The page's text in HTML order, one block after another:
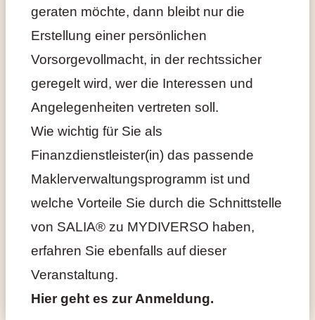
geraten möchte, dann bleibt nur die
Erstellung einer persönlichen
Vorsorgevollmacht, in der rechtssicher
geregelt wird, wer die Interessen und
Angelegenheiten vertreten soll.
Wie wichtig für Sie als
Finanzdienstleister(in) das passende
Maklerverwaltungsprogramm ist und
welche Vorteile Sie durch die Schnittstelle
von SALIA® zu MYDIVERSO haben,
erfahren Sie ebenfalls auf dieser
Veranstaltung.
Hier geht es zur Anmeldung.